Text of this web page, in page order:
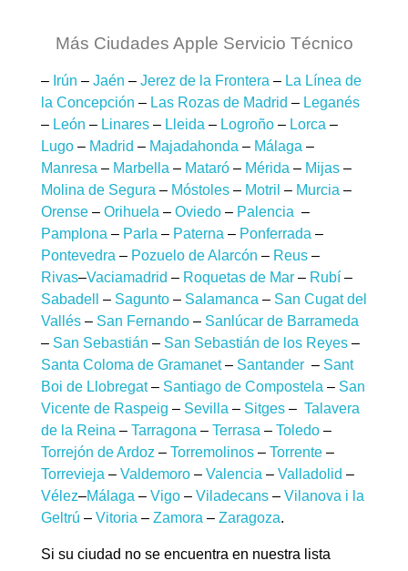
Más Ciudades Apple Servicio Técnico
– Irún – Jaén – Jerez de la Frontera – La Línea de
la Concepción – Las Rozas de Madrid – Leganés
– León – Linares – Lleida – Logroño – Lorca –
Lugo – Madrid – Majadahonda – Málaga –
Manresa – Marbella – Mataró – Mérida – Mijas –
Molina de Segura – Móstoles – Motril – Murcia –
Orense – Orihuela – Oviedo – Palencia –
Pamplona – Parla – Paterna – Ponferrada –
Pontevedra – Pozuelo de Alarcón – Reus –
Rivas–Vaciamadrid – Roquetas de Mar – Rubí –
Sabadell
– Sagunto – Salamanca – San Cugat del
Vallés – San Fernando – Sanlúcar de Barrameda
– San Sebastián – San Sebastián de los Reyes –
Santa Coloma de Gramanet– Santander – Sant
Boi de Llobregat– Santiago de Compostela – San
Vicente de Raspeig – Sevilla – Sitges – Talavera
de la Reina – Tarragona – Terrasa – Toledo –
Torrejón de Ardoz – Torremolinos – Torrente –
Torrevieja – Valdemoro – Valencia – Valladolid –
Vélez–Málaga – Vigo – Viladecans – Vilanova i la
Geltrú – Vitoria – Zamora – Zaragoza.
Si su ciudad no se encuentra en nuestra lista